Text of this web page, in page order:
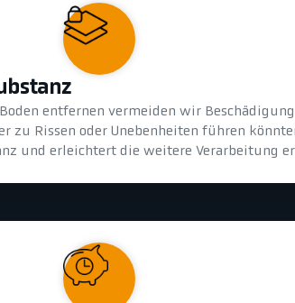
entfernen vermeiden wir
zu Rissen oder Unebenheiten führen
und erleichtert die weitere Verarbeitung